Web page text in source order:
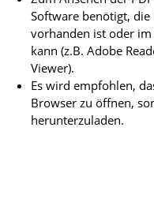
Software benötigt,
vorhanden ist oder
kann (z.B. Adobe
Viewer).
Es wird empfohlen,
Browser zu öffnen,
herunterzuladen.